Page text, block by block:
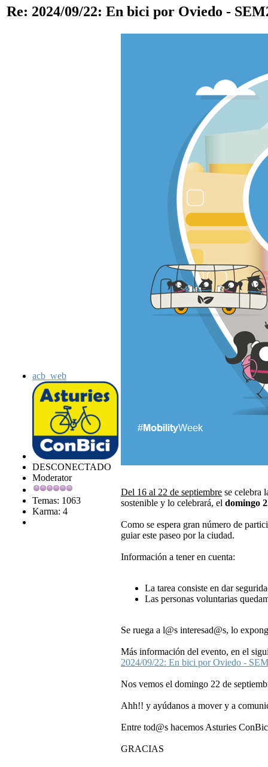
Re: 2024/09/22: En bici por Oviedo -
acb_web
DESCONECTADO
Moderator
Temas: 1063
Karma: 4
Del 16 al 22 de septiembre se celebra
sostenible y lo celebrará, el domingo
Como se espera gran número de
guiar este paseo por la ciudad.
Información a tener en cuenta:
La tarea consiste en dar
Las personas voluntarias
Se ruega a l@s interesad@s, lo
Más información del evento, en el
2024/09/22: En bici por Oviedo -
Nos vemos el domingo 22 de
Ahh!! y ayúdanos a mover y a
Entre tod@s hacemos Asturies
GRACIAS